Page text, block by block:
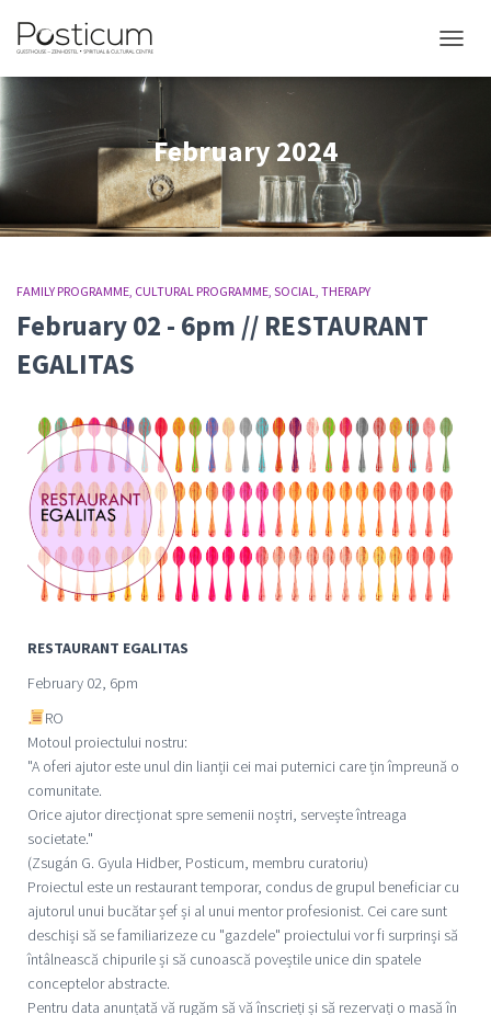
February 2024
FAMILY PROGRAMME CULTURAL PROGRAMME SOCIAL THERAPY
February 02 - 6pm // RESTAURANT
EGALITAS
RESTAURANT EGALITAS
February 02, 6pm
RO
Motoul proiectului nostru:
"A oferi ajutor este unul din lianții cei mai puternici care țin împreună o
comunitate.
Orice ajutor direcționat spre semenii noștri, servește întreaga
societate."
(Zsugán G. Gyula Hidber, Posticum, membru curatoriu)
Proiectul este un restaurant temporar, condus de grupul beneficiar cu
ajutorul unui bucătar șef și al unui mentor profesionist. Cei care sunt
deschiși să se familiarizeze cu "gazdele" proiectului vor fi surprinși să
întâlnească chipurile și să cunoască poveștile unice din spatele
conceptelor abstracte.
Pentru data anunțată vă rugăm să vă înscrieți și să rezervați o masă în